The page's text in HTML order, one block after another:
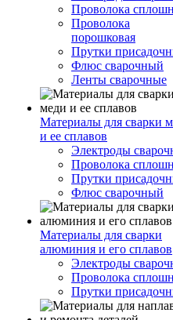
Проволока
Проволока
порошковая
Прутки
Флюс сварочный
Ленты сварочные
Материалы для сварки
и ее сплавов
Электроды
Проволока
Прутки
Флюс сварочный
Материалы для сварки
алюминия и его сплавов
Электроды
Проволока
Прутки